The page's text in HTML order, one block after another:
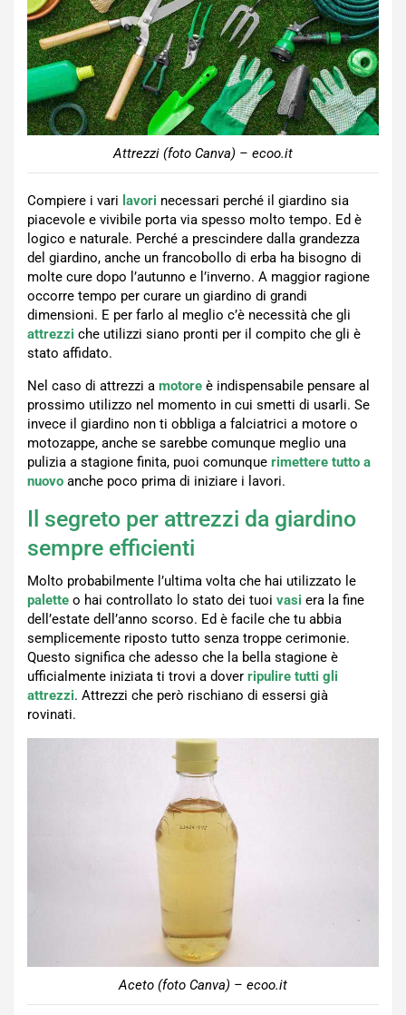
Attrezzi (foto Canva) – ecoo.it
Compiere i vari lavori necessari perché il giardino sia
piacevole e vivibile porta via spesso molto tempo. Ed è
logico e naturale. Perché a prescindere dalla grandezza
del giardino, anche un francobollo di erba ha bisogno di
molte cure dopo l’autunno e l’inverno. A maggior ragione
occorre tempo per curare un giardino di grandi
dimensioni. E per farlo al meglio c’è necessità che gli
attrezzi che utilizzi siano pronti per il compito che gli è
stato affidato.
Nel caso di attrezzi a motore è indispensabile pensare al
prossimo utilizzo nel momento in cui smetti di usarli. Se
invece il giardino non ti obbliga a falciatrici a motore o
motozappe, anche se sarebbe comunque meglio una
pulizia a stagione finita, puoi comunque rimettere tutto a
nuovo anche poco prima di iniziare i lavori.
Il segreto per attrezzi da giardino
sempre efficienti
Molto probabilmente l’ultima volta che hai utilizzato le
palette o hai controllato lo stato dei tuoi vasi era la fine
dell’estate dell’anno scorso. Ed è facile che tu abbia
semplicemente riposto tutto senza troppe cerimonie.
Questo significa che adesso che la bella stagione è
ufficialmente iniziata ti trovi a dover ripulire tutti gli
attrezzi. Attrezzi che però rischiano di essersi già
rovinati.
Aceto (foto Canva) – ecoo.it